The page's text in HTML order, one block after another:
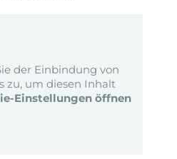
der Einbindung von
zu, um diesen Inhalt
Einstellungen öffnen